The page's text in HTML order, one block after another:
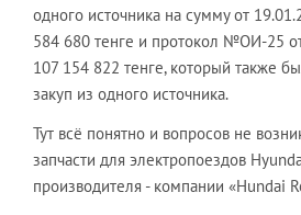
одного источника на сумму от
584 680 тенге и протокол №ОИ-25
107 154 822 тенге, который также
закуп из одного источника.
Тут всё понятно и вопросов не
запчасти для электропоездов
производителя - компании «Hundai